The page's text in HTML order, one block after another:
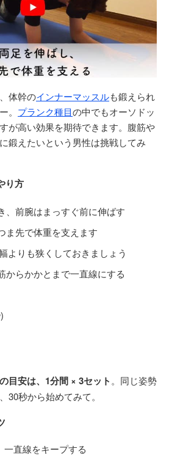
体幹のインナーマッスルも鍛えられ
。 プランク種目の中でもオーソドッ
が高い効果を期待できます。腹筋や
鍛えたいという男性は挑戦してみ
り方
、前腕はまっすぐ前に伸ばす
ま先で体重を支えます
よりも狭くしておきましょう
からかかとまで一直線にする
目安は、1分間 × 3セット。同じ姿勢
30秒から始めてみて。
直線をキープする